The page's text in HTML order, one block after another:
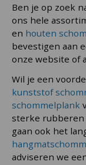
Ben je op zoek
ons hele
en houten
bevestigen aan
onze website of
Wil je een
kunststof
schommelplank
sterke rubberen
gaan ook het
adviseren we